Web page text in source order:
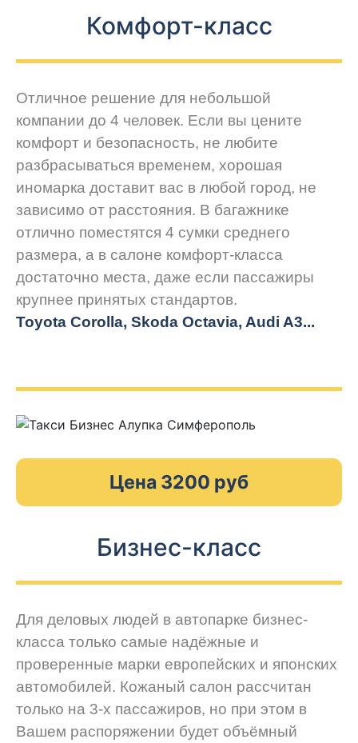
Комфорт-класс
Отличное решение для небольшой
компании до 4 человек. Если вы цените
комфорт и безопасность, не любите
разбрасываться временем, хорошая
иномарка доставит вас в любой город, не
зависимо от расстояния. В багажнике
отлично поместятся 4 сумки среднего
размера, а в салоне комфорт-класса
достаточно места, даже если пассажиры
крупнее принятых стандартов.
Toyota Corolla, Skoda Octavia, Audi A3...
Цена 3200 руб
Бизнес-класс
Для деловых людей в автопарке бизнес-
класса только самые надёжные и
проверенные марки европейских и японских
автомобилей. Кожаный салон рассчитан
только на 3-х пассажиров, но при этом в
Вашем распоряжении будет объёмный